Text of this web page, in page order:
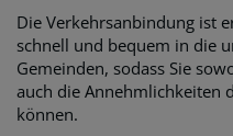
Die Verkehrsanbindung ist
schnell und bequem in die
Gemeinden, sodass Sie
auch die Annehmlichkeiten
können.